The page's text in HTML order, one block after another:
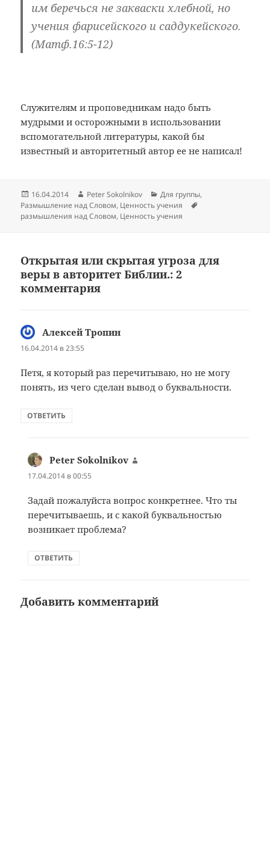
им беречься не закваски хлебной, но
учения фарисейского и саддукейского.
(Матф.16:5-12)
Служителям и проповедникам надо быть
мудрыми и осторожными в использовании
вспомогательной литературы, какой бы
известный и авторитетный автор ее не написал!
Опубликовано
16.04.2014 Автор
Peter Sokolnikov Рубрики
Для группы,
Размышление над Словом, Ценность учения
размышления над Словом, Ценность учения
Открытая или скрытая угроза для
веры в авторитет Библии.: 2
комментария
Алексей Тропин
16.04.2014 в 23:55
Петя, я который раз перечитываю, но не могу
понять, из чего сделан вывод о буквальности.
ОТВЕТИТЬ
Peter Sokolnikov
17.04.2014 в 00:55
Задай пожалуйста вопрос конкретнее. Что ты
перечитываешь, и с какой буквальностью
возникает проблема?
ОТВЕТИТЬ
Добавить комментарий